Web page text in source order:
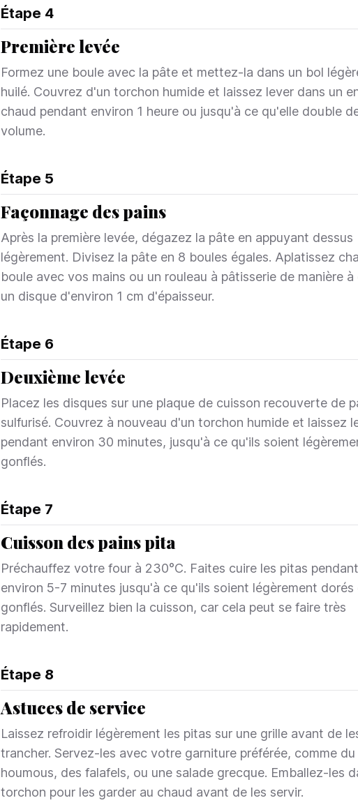
Étape 4
Première levée
Formez une boule avec la pâte et mettez-la dans un bol
huilé. Couvrez d'un torchon humide et laissez lever dans un
chaud pendant environ 1 heure ou jusqu'à ce qu'elle double
volume.
Étape 5
Façonnage des pains
Après la première levée, dégazez la pâte en appuyant dessus
légèrement. Divisez la pâte en 8 boules égales. Aplatissez
boule avec vos mains ou un rouleau à pâtisserie de manière
un disque d'environ 1 cm d'épaisseur.
Étape 6
Deuxième levée
Placez les disques sur une plaque de cuisson recouverte de
sulfurisé. Couvrez à nouveau d'un torchon humide et laissez
pendant environ 30 minutes, jusqu'à ce qu'ils soient
gonflés.
Étape 7
Cuisson des pains pita
Préchauffez votre four à 230°C. Faites cuire les pitas pendant
environ 5-7 minutes jusqu'à ce qu'ils soient légèrement dorés
gonflés. Surveillez bien la cuisson, car cela peut se faire très
rapidement.
Étape 8
Astuces de service
Laissez refroidir légèrement les pitas sur une grille avant de
trancher. Servez-les avec votre garniture préférée, comme du
houmous, des falafels, ou une salade grecque. Emballez-les
torchon pour les garder au chaud avant de les servir.